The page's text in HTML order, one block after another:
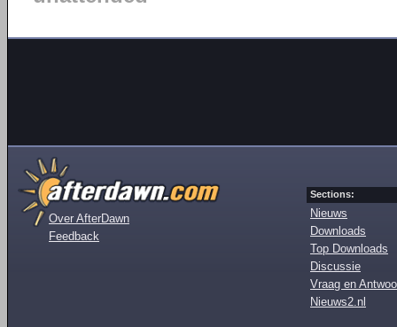
Over AfterDawn
Feedback
Sections:
Nieuws
Downloads
Top Downloads
Discussie
Vraag en
Nieuws2.nl